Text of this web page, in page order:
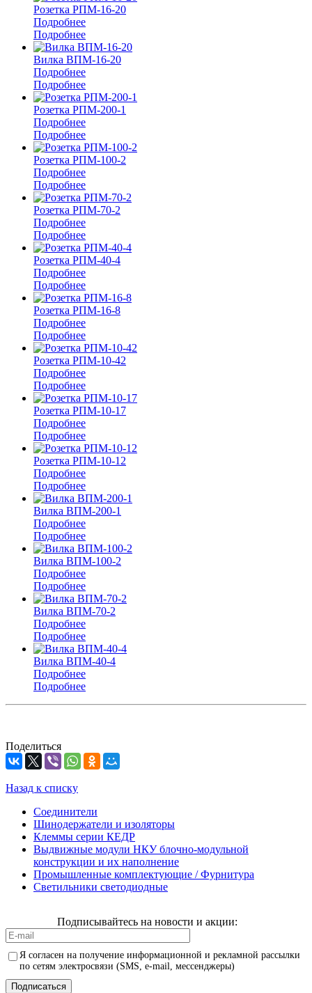
Розетка РПМ-16-20
Подробнее
Подробнее
Вилка ВПМ-16-20
Подробнее
Подробнее
Розетка РПМ-200-1
Подробнее
Подробнее
Розетка РПМ-100-2
Подробнее
Подробнее
Розетка РПМ-70-2
Подробнее
Подробнее
Розетка РПМ-40-4
Подробнее
Подробнее
Розетка РПМ-16-8
Подробнее
Подробнее
Розетка РПМ-10-42
Подробнее
Подробнее
Розетка РПМ-10-17
Подробнее
Подробнее
Розетка РПМ-10-12
Подробнее
Подробнее
Вилка ВПМ-200-1
Подробнее
Подробнее
Вилка ВПМ-100-2
Подробнее
Подробнее
Вилка ВПМ-70-2
Подробнее
Подробнее
Вилка ВПМ-40-4
Подробнее
Подробнее
Поделиться
Назад к списку
Соединители
Шинодержатели и изоляторы
Клеммы серии КЕДР
Выдвижные модули НКУ блочно-модульной
конструкции и их наполнение
Промышленные комплектующие / Фурнитура
Светильники светодиодные
Подписывайтесь на новости и акции:
Я согласен на получение информационной и рекламной рассылки
по сетям электросвязи (SMS, e-mail, мессенджеры)